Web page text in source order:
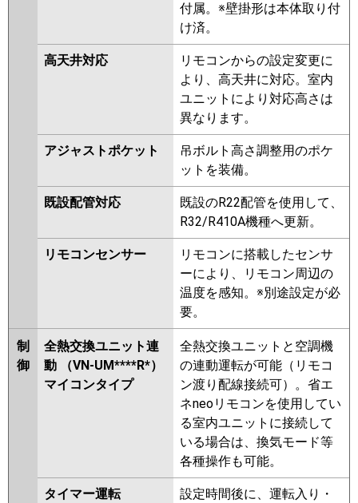
付属。※壁掛形は本体取り付
け済。
高天井対応
リモコンからの設定変更に
より、高天井に対応。室内
ユニットにより対応高さは
異なります。
アジャストポケット
吊ボルト高さ調整用のポケ
ットを装備。
既設配管対応
既設のR22配管を使用して、
R32/R410A機種へ更新。
リモコンセンサー
リモコンに搭載したセンサ
ーにより、リモコン周辺の
温度を感知。※別途設定が必
要。
制
御
全熱交換ユニット連
動 （VN-UM****R*）
マイコンタイプ
全熱交換ユニットと空調機
の連動運転が可能（リモコ
ン渡り配線接続可）。省エ
ネneoリモコンを使用してい
る室内ユニットに接続して
いる場合は、換気モード等
各種操作も可能。
タイマー運転
設定時間後に、運転入り・